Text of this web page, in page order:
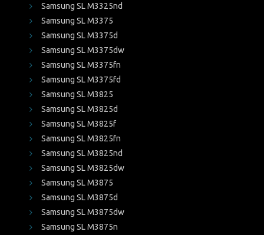
Samsung SL M3325nd
Samsung SL M3375
Samsung SL M3375d
Samsung SL M3375dw
Samsung SL M3375fn
Samsung SL M3375fd
Samsung SL M3825
Samsung SL M3825d
Samsung SL M3825f
Samsung SL M3825fn
Samsung SL M3825nd
Samsung SL M3825dw
Samsung SL M3875
Samsung SL M3875d
Samsung SL M3875dw
Samsung SL M3875n